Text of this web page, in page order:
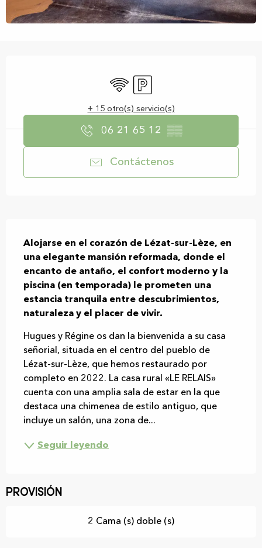
Wifi Aparcamiento
+ 15 otro(s) servicio(s)
06 21 65 12 ▒▒
Contáctenos
Alojarse en el corazón de Lézat-sur-Lèze, en
una elegante mansión reformada, donde el
encanto de antaño, el confort moderno y la
piscina (en temporada) le prometen una
estancia tranquila entre descubrimientos,
naturaleza y el placer de vivir.
Hugues y Régine os dan la bienvenida a su casa
señorial, situada en el centro del pueblo de
Lézat-sur-Lèze, que hemos restaurado por
completo en 2022. La casa rural «LE RELAIS»
cuenta con una amplia sala de estar en la que
destaca una chimenea de estilo antiguo, que
incluye un salón, una zona de...
Seguir leyendo
Provisión
2 Cama (s) doble (s)